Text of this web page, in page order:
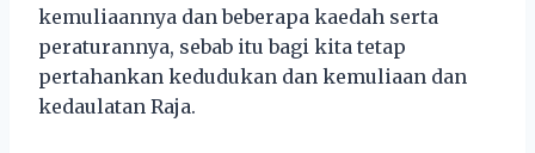
kemuliaannya dan beberapa kaedah serta
peraturannya, sebab itu bagi kita tetap
pertahankan kedudukan dan kemuliaan dan
kedaulatan Raja.